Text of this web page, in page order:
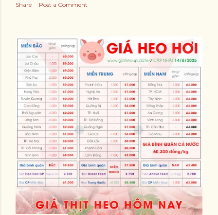
Share Post a Comment